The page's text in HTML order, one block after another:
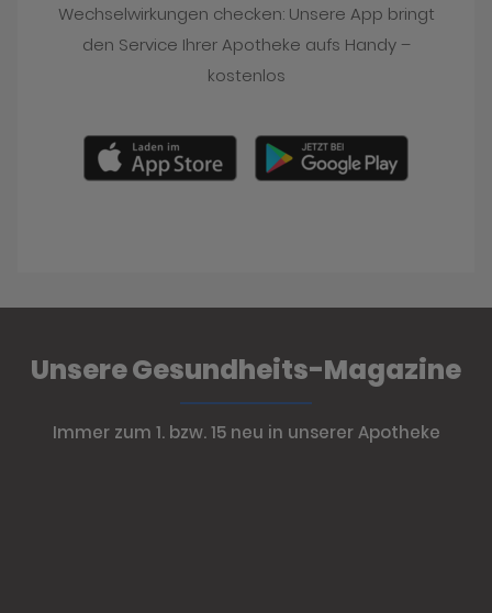
Wechselwirkungen checken: Unsere App bringt
den Service Ihrer Apotheke aufs Handy –
kostenlos
Unsere Gesundheits-Magazine
Immer zum 1. bzw. 15 neu in unserer Apotheke